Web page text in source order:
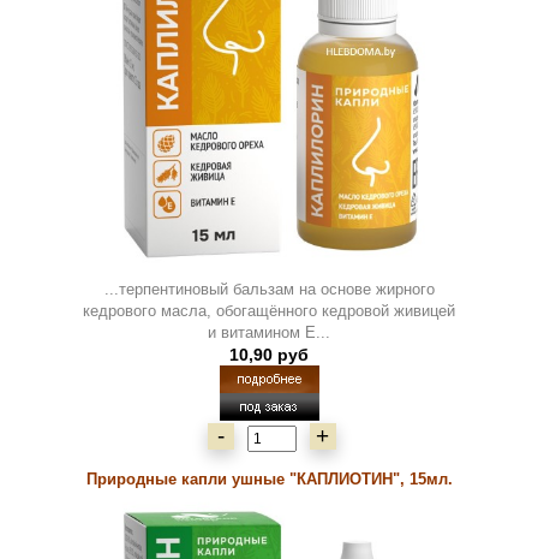
...терпентиновый бальзам на основе жирного
кедрового масла, обогащённого кедровой живицей
и витамином Е...
10,90 руб
- +
Природные капли ушные "КАПЛИОТИН", 15мл.